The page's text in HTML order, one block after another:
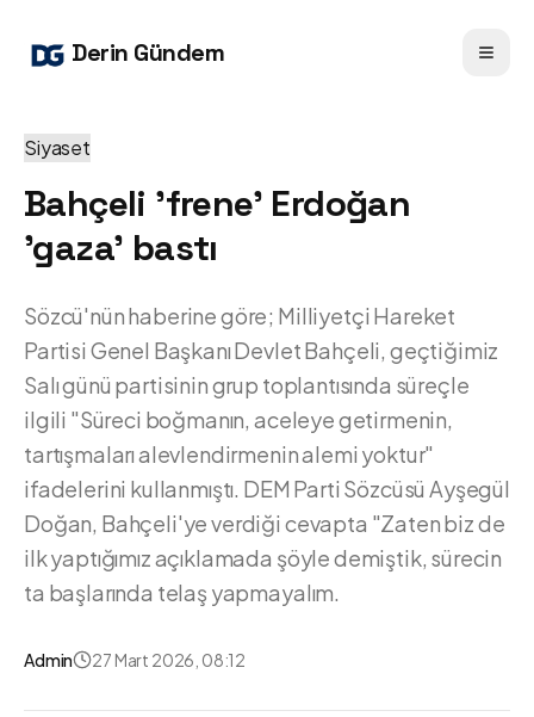
Derin Gündem
Siyaset
Bahçeli 'frene' Erdoğan
'gaza' bastı
Sözcü'nün haberine göre; Milliyetçi Hareket
Partisi Genel Başkanı Devlet Bahçeli, geçtiğimiz
Salı günü partisinin grup toplantısında süreçle
ilgili "Süreci boğmanın, aceleye getirmenin,
tartışmaları alevlendirmenin alemi yoktur"
ifadelerini kullanmıştı. DEM Parti Sözcüsü Ayşegül
Doğan, Bahçeli'ye verdiği cevapta "Zaten biz de
ilk yaptığımız açıklamada şöyle demiştik, sürecin
ta başlarında telaş yapmayalım.
Admin 27 Mart 2026, 08:12